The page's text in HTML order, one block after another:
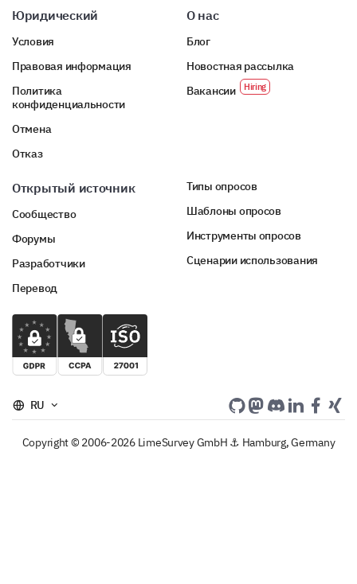
Юридический
Условия
Правовая информация
Политика
конфиденциальности
Отмена
Отказ
О нас
Блог
Новостная рассылка
Вакансии
Открытый источник
Сообщество
Форумы
Разработчики
Перевод
Типы опросов
Шаблоны опросов
Инструменты опросов
Сценарии использования
RU
Copyright © 2006-2026 LimeSurvey GmbH ⚓ Hamburg, Germany